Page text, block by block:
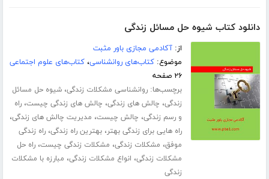
دانلود کتاب شیوه حل مسائل زندگی
از:آکادمی مجازی باور مثبت
موضوع:کتاب‌های روانشناسی،کتاب‌های علوم اجتماعی
۲۶ صفحه
برچسب‌ها:روانشناسی مشکلات زندگی،شیوه حل مسائل
زندگی، چالش های زندگی، چالش های زندگی چیست،راه
و رسم زندگی، چالش چیست، مدیریت چالش های زندگی،
راه هایی برای زندگی بهتر،بهترین راه زندگی،راه زندگی
موفق، مشکلات زندگی، مشکلات زندگی چیست،راه حل
مشکلات زندگی، انواع مشکلات زندگی، مبارزه با مشکلات
زندگی